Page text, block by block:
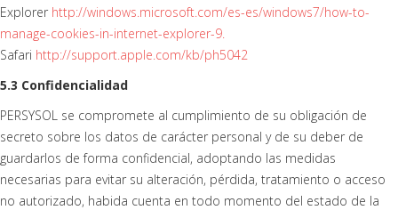
Explorer http://windows.microsoft.com/es-es/windows7/how-to-
manage-cookies-in-internet-explorer-9.
Safari http://support.apple.com/kb/ph5042
5.3 Confidencialidad
PERSYSOL se compromete al cumplimiento de su obligación de
secreto sobre los datos de carácter personal y de su deber de
guardarlos de forma confidencial, adoptando las medidas
necesarias para evitar su alteración, pérdida, tratamiento o acceso
no autorizado, habida cuenta en todo momento del estado de la